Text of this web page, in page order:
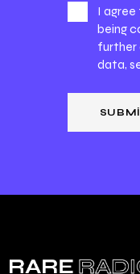
I
being
further
data,